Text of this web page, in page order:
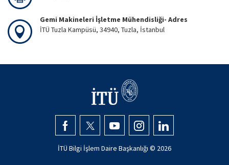
Gemi Makineleri İşletme Mühendisliği- Adres
İTÜ Tuzla Kampüsü, 34940, Tuzla, İstanbul
İTÜ Bilgi İşlem Daire Başkanlığı © 2026